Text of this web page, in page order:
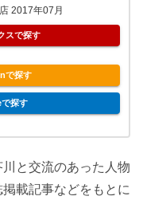
2017年07月
スで探す
で探す
探す
と交流のあった人物
載記事などをもとに